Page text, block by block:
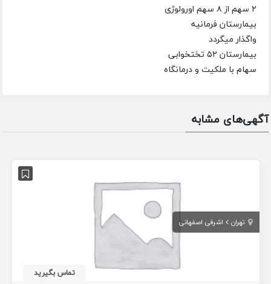
۲ سهم از ۸ سهم اورولوژی
بیمارستان فرمانیه
واگذار میگردد
بیمارستان ۵۲ تختخوابی
سهام با ملکیت و درمانگاه
آگهی‌های مشابه
تهران اشرفی اصفهانی
تماس بگیرید